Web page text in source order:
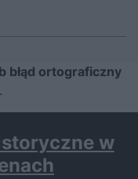
błąd ortograficzny
.
w